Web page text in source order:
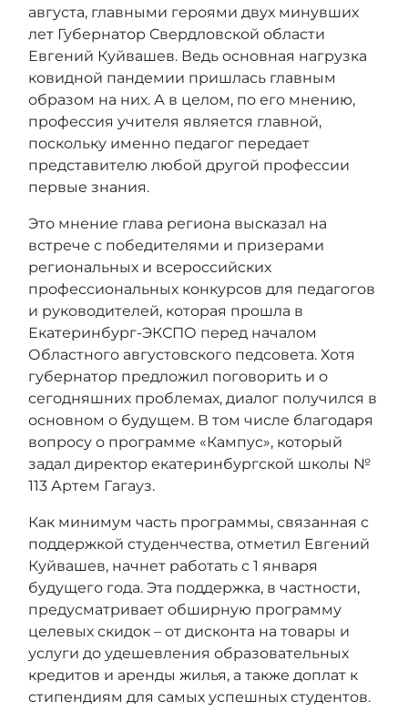
августа, главными героями двух минувших
лет Губернатор Свердловской области
Евгений Куйвашев. Ведь основная нагрузка
ковидной пандемии пришлась главным
образом на них. А в целом, по его мнению,
профессия учителя является главной,
поскольку именно педагог передает
представителю любой другой профессии
первые знания.
Это мнение глава региона высказал на
встрече с победителями и призерами
региональных и всероссийских
профессиональных конкурсов для педагогов
и руководителей, которая прошла в
Екатеринбург-ЭКСПО перед началом
Областного августовского педсовета. Хотя
губернатор предложил поговорить и о
сегодняшних проблемах, диалог получился в
основном о будущем. В том числе благодаря
вопросу о программе «Кампус», который
задал директор екатеринбургской школы №
113 Артем Гагауз.
Как минимум часть программы, связанная с
поддержкой студенчества, отметил Евгений
Куйвашев, начнет работать с 1 января
будущего года. Эта поддержка, в частности,
предусматривает обширную программу
целевых скидок – от дисконта на товары и
услуги до удешевления образовательных
кредитов и аренды жилья, а также доплат к
стипендиям для самых успешных студентов.